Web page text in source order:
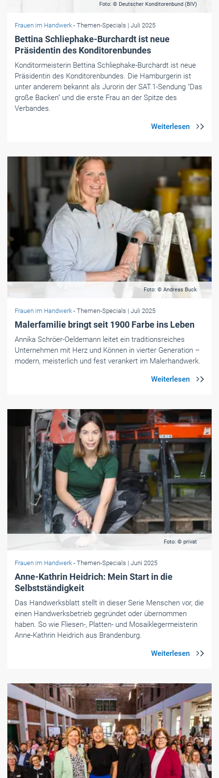
Foto: © Deutscher Konditorenbund (BIV)
Frauen im Handwerk - Themen-Specials | Juli 2025
Bettina Schliephake-Burchardt ist neue
Präsidentin des Konditorenbundes
Konditormeisterin Bettina Schliephake-Burchardt ist neue
Präsidentin des Konditorenbundes. Die Hamburgerin ist
unter anderem bekannt als Jurorin der SAT.1-Sendung "Das
große Backen" und die erste Frau an der Spitze des
Verbandes.
Foto: © Andreas Buck
Frauen im Handwerk - Themen-Specials | Juli 2025
Malerfamilie bringt seit 1900 Farbe ins Leben
Annika Schröer-Oeldemann leitet ein traditionsreiches
Unternehmen mit Herz und Können in vierter Generation –
modern, meisterlich und fest verankert im Malerhandwerk.
Foto: © privat
Frauen im Handwerk - Themen-Specials | Juni 2025
Anne-Kathrin Heidrich: Mein Start in die
Selbstständigkeit
Das Handwerksblatt stellt in dieser Serie Menschen vor, die
einen Handwerksbetrieb gegründet oder übernommen
haben. So wie Fliesen-, ­Platten- und Mosaiklegermeisterin
Anne-Kathrin Heidrich aus Brandenburg.